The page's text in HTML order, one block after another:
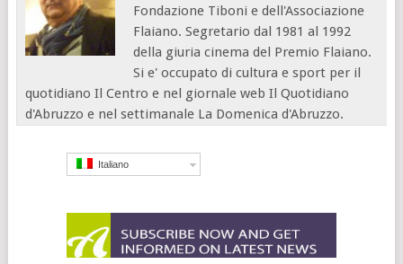
Fondazione Tiboni e dell'Associazione
Flaiano. Segretario dal 1981 al 1992
della giuria cinema del Premio Flaiano.
Si e' occupato di cultura e sport per il
quotidiano Il Centro e nel giornale web Il Quotidiano
d'Abruzzo e nel settimanale La Domenica d'Abruzzo.
Italiano